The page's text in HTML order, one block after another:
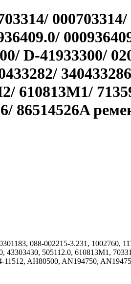
D-41933300/
610813M1/
86514526A
088-002215-3.231, 1002760,
505112.0, 610813M1,
AH80500, AN194750,